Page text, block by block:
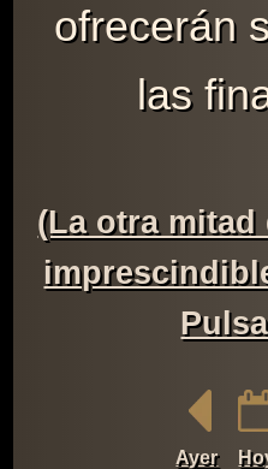
ofrecerán
las
(La otra mitad
Ayer